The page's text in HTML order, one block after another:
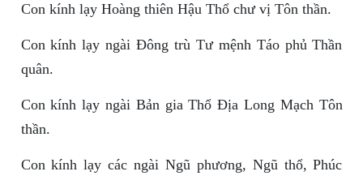
Con kính lạy Hoàng thiên Hậu Thổ chư vị Tôn thần.
Con kính lạy ngài Đông trù Tư mệnh Táo phủ Thần
quân.
Con kính lạy ngài Bản gia Thổ Địa Long Mạch Tôn
thần.
Con kính lạy các ngài Ngũ phương, Ngũ thổ, Phúc